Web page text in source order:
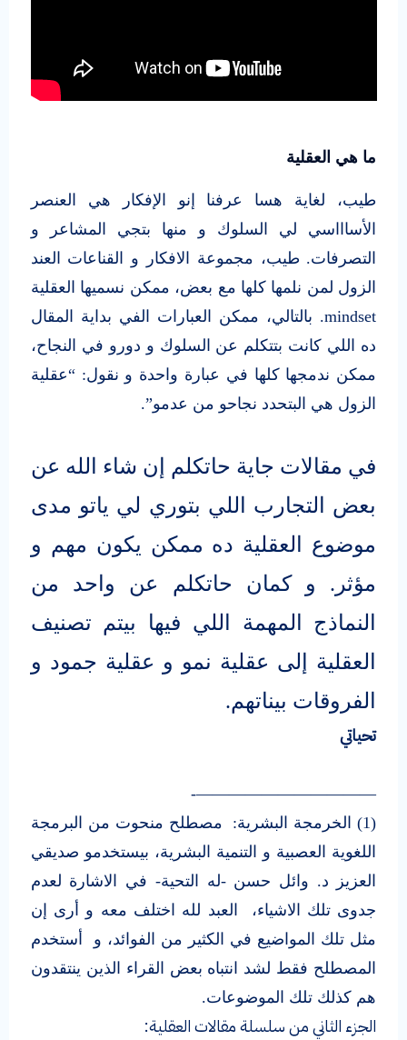
ما هي العقلية
طيب، لغاية هسا عرفنا إنو الإفكار هي العنصر
الأساااسي لي السلوك و منها بتجي المشاعر و
التصرفات. طيب، مجموعة الافكار و القناعات العند
الزول لمن نلمها كلها مع بعض، ممكن نسميها العقلية
mindset. بالتالي، ممكن العبارات الفي بداية المقال
ده اللي كانت بتتكلم عن السلوك و دورو في النجاح،
ممكن ندمجها كلها في عبارة واحدة و نقول: “عقلية
الزول هي البتحدد نجاحو من عدمو”.
في مقالات جاية حاتكلم إن شاء الله عن
بعض التجارب اللي بتوري لي ياتو مدى
موضوع العقلية ده ممكن يكون مهم و
مؤثر. و كمان حاتكلم عن واحد من
النماذج المهمة اللي فيها بيتم تصنيف
العقلية إلى عقلية نمو و عقلية جمود و
الفروقات بيناتهم.
تحياتي
———————————-
(1) الخرمجة البشرية: مصطلح منحوت من البرمجة
اللغوية العصبية و التنمية البشرية، بيستخدمو صديقي
العزيز د. وائل حسن -له التحية- في الاشارة لعدم
جدوى تلك الاشياء، العبد لله اختلف معه و أرى إن
مثل تلك المواضيع في الكثير من الفوائد، و أستخدم
المصطلح فقط لشد انتباه بعض القراء الذين ينتقدون
هم كذلك تلك الموضوعات.
الجزء الثاني من سلسلة مقالات العقلية: